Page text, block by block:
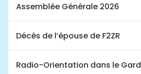
Assemblée Générale 2026
Décès de l’épouse de F2ZR
Radio-Orientation dans le Gard